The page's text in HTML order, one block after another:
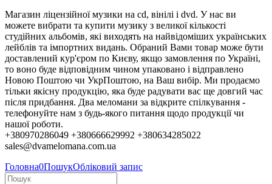
Магазин ліцензійної музики на cd, вінілі і dvd. У нас ви
можете вибрати та купити музику з великої кількості
студійних альбомів, які виходять на найвідоміших українських
лейблів та імпортних видань. Обраний Вами товар може бути
доставлений кур'єром по Києву, якщо замовлення по Україні,
то воно буде відповідним чином упаковано і відправлено
Новою Поштою чи УкрПоштою, на Ваш вибір. Ми продаємо
тільки якісну продукцію, яка буде радувати вас ще довгий час
після придбання. Два меломани за відкрите спілкування -
телефонуйте нам з будь-якого питання щодо продукції чи
нашої роботи.
+380970286049 +380666629992 +380634285022
sales@dvamelomana.com.ua
Головна0ПошукОбліковий запис